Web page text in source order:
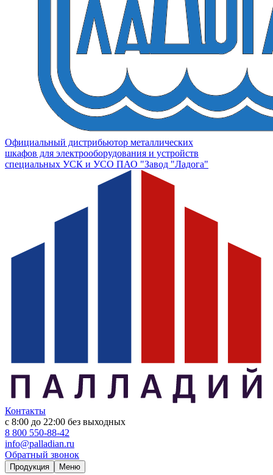
Официальный дистрибьютор металлических
шкафов для электрооборудования и устройств
специальных УСК и УСО ПАО "Завод "Ладога"
Контакты
с 8:00 до 22:00 без выходных
8 800 550-88-42
info@palladian.ru
Обратный звонок
Продукция Меню